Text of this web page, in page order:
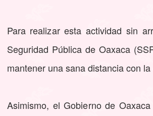
Para realizar esta actividad sin
Seguridad Pública de Oaxaca
mantener una sana distancia con
Asimismo, el Gobierno de